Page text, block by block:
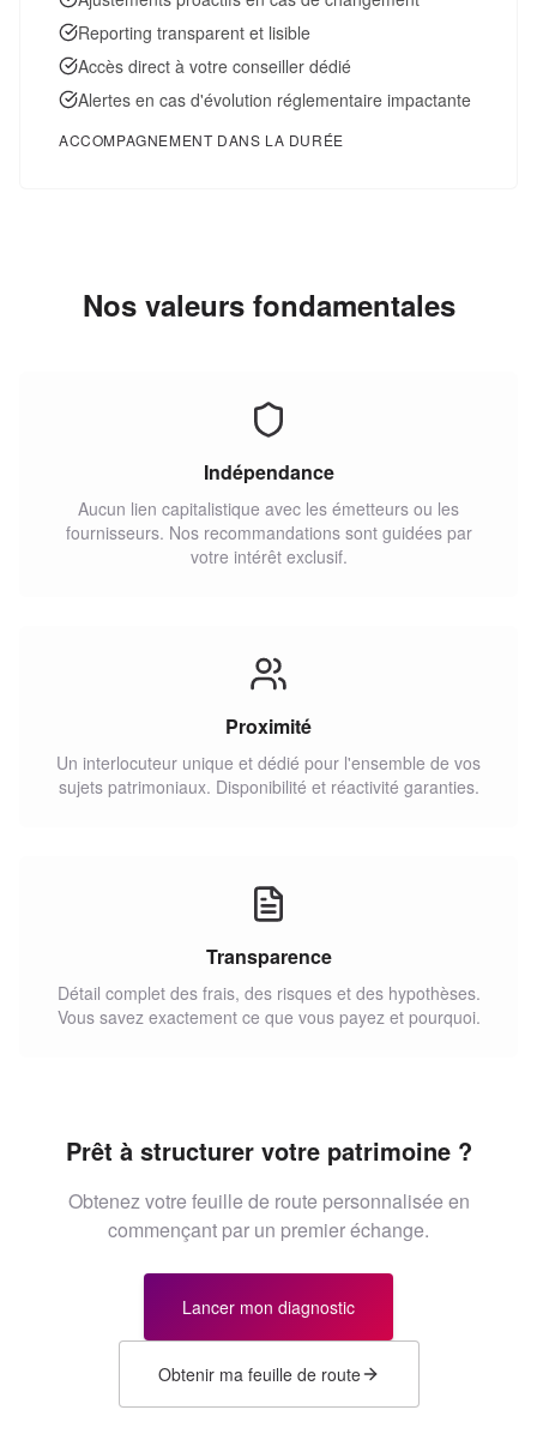
Reporting transparent et lisible
Accès direct à votre conseiller dédié
Alertes en cas d'évolution réglementaire impactante
ACCOMPAGNEMENT DANS LA DURÉE
Nos valeurs fondamentales
Indépendance
Aucun lien capitalistique avec les émetteurs ou les
fournisseurs. Nos recommandations sont guidées par
votre intérêt exclusif.
Proximité
Un interlocuteur unique et dédié pour l'ensemble de vos
sujets patrimoniaux. Disponibilité et réactivité garanties.
Transparence
Détail complet des frais, des risques et des hypothèses.
Vous savez exactement ce que vous payez et pourquoi.
Prêt à structurer votre patrimoine ?
Obtenez votre feuille de route personnalisée en
commençant par un premier échange.
Lancer mon diagnostic
Obtenir ma feuille de route